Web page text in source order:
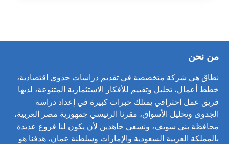
من نحن
نطاق هي شركة متخصصة في تقديم دراسات جدوى اقتصادية،
خطط أعمال، تحليل وتقييم للأفكار الاستثمارية المتنوعة، لديها
فريق عمل احترافي يمتلك خبرات كبيرة في إعداد دراسة
الجدوى وتحليل الأسواق، مقرنا الرئيسي جمهورية مصر العربية،
محافظة بني سويف، ونسعى جاهدين لأن يكون لنا فروع عديدة
بالمملكة العربية السعودية والإمارات وسلطنة عمان، هدفنا هو